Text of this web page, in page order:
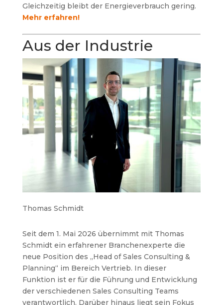
Gleichzeitig bleibt der Energieverbrauch gering.
Mehr erfahren!
Aus der Industrie
Thomas Schmidt
Seit dem 1. Mai 2026 übernimmt mit Thomas
Schmidt ein erfahrener Branchenexperte die
neue Position des „Head of Sales Consulting &
Planning“ im Bereich Vertrieb. In dieser
Funktion ist er für die Führung und Entwicklung
der verschiedenen Sales Consulting Teams
verantwortlich. Darüber hinaus liegt sein Fokus